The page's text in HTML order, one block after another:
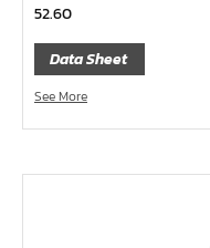
เครื่องมือซ่อมจักรยาน
เครื่องมือทั่วไป
เครื่องมือลม
เครื่องมือวัด
52.60
Data Sheet
See More